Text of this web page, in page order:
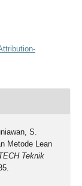
S.
Metode Lean
Teknik